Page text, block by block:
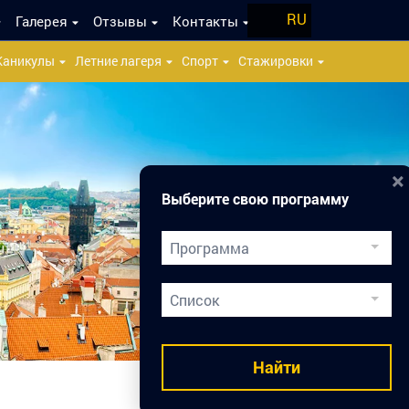
Галерея Отзывы Контакты RU
Летние лагеря Спорт Стажировки
×
Выберите свою программу
Программа
Двойной Диплом
Подготовка к вузам
Медицинское образование
Карьера врача
Список
Найти